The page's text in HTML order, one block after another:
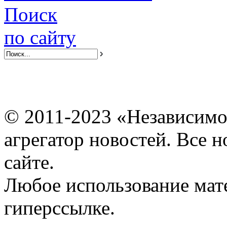
Поиск
по сайту
© 2011-2023
агрегатор новостей. Все
сайте.
Любое использование
гиперссылке.